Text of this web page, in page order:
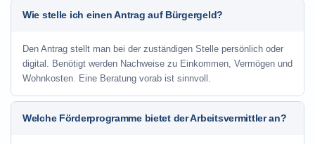
Wie stelle ich einen Antrag auf Bürgergeld?
Den Antrag stellt man bei der zuständigen Stelle persönlich oder
digital. Benötigt werden Nachweise zu Einkommen, Vermögen und
Wohnkosten. Eine Beratung vorab ist sinnvoll.
Welche Förderprogramme bietet der Arbeitsvermittler an?